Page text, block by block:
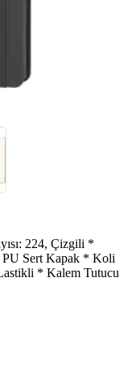
224, Çizgili *
Sert Kapak * Koli
* Kalem Tutucu